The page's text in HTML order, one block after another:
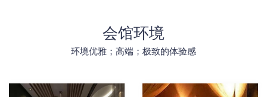
会馆环境
环境优雅；高端；极致的体验感